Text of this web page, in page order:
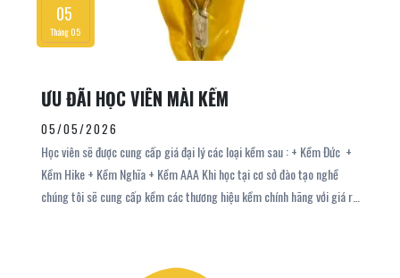
05
Tháng 05
ƯU ĐÃI HỌC VIÊN MÀI KỀM
05/05/2026
Học viên sẽ được cung cấp giá đại lý các loại kềm sau : + Kềm Đức +
Kềm Hike + Kềm Nghĩa + Kềm AAA Khi học tại cơ sở đào tạo nghề
chúng tôi sẽ cung cấp kềm các thương hiệu kềm chính hãng với giá rẻ